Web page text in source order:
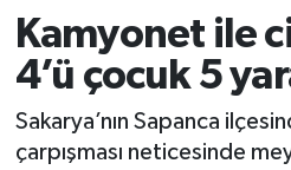
Kamyonet ile
4’ü çocuk 5
Sakarya’nın Sapanca
çarpışması neticesinde
Spor
Siyaset
Haber Arşivi